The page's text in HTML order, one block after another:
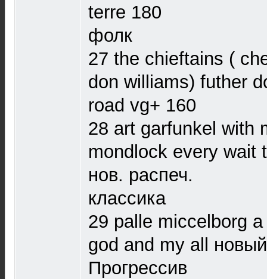
terre 180
фолк
27 the chieftains (
don williams) futher
road vg+ 160
28 art garfunkel with
mondlock every wait
нов. распеч.
классика
29 palle miccelborg
god and my all
Прогрессив